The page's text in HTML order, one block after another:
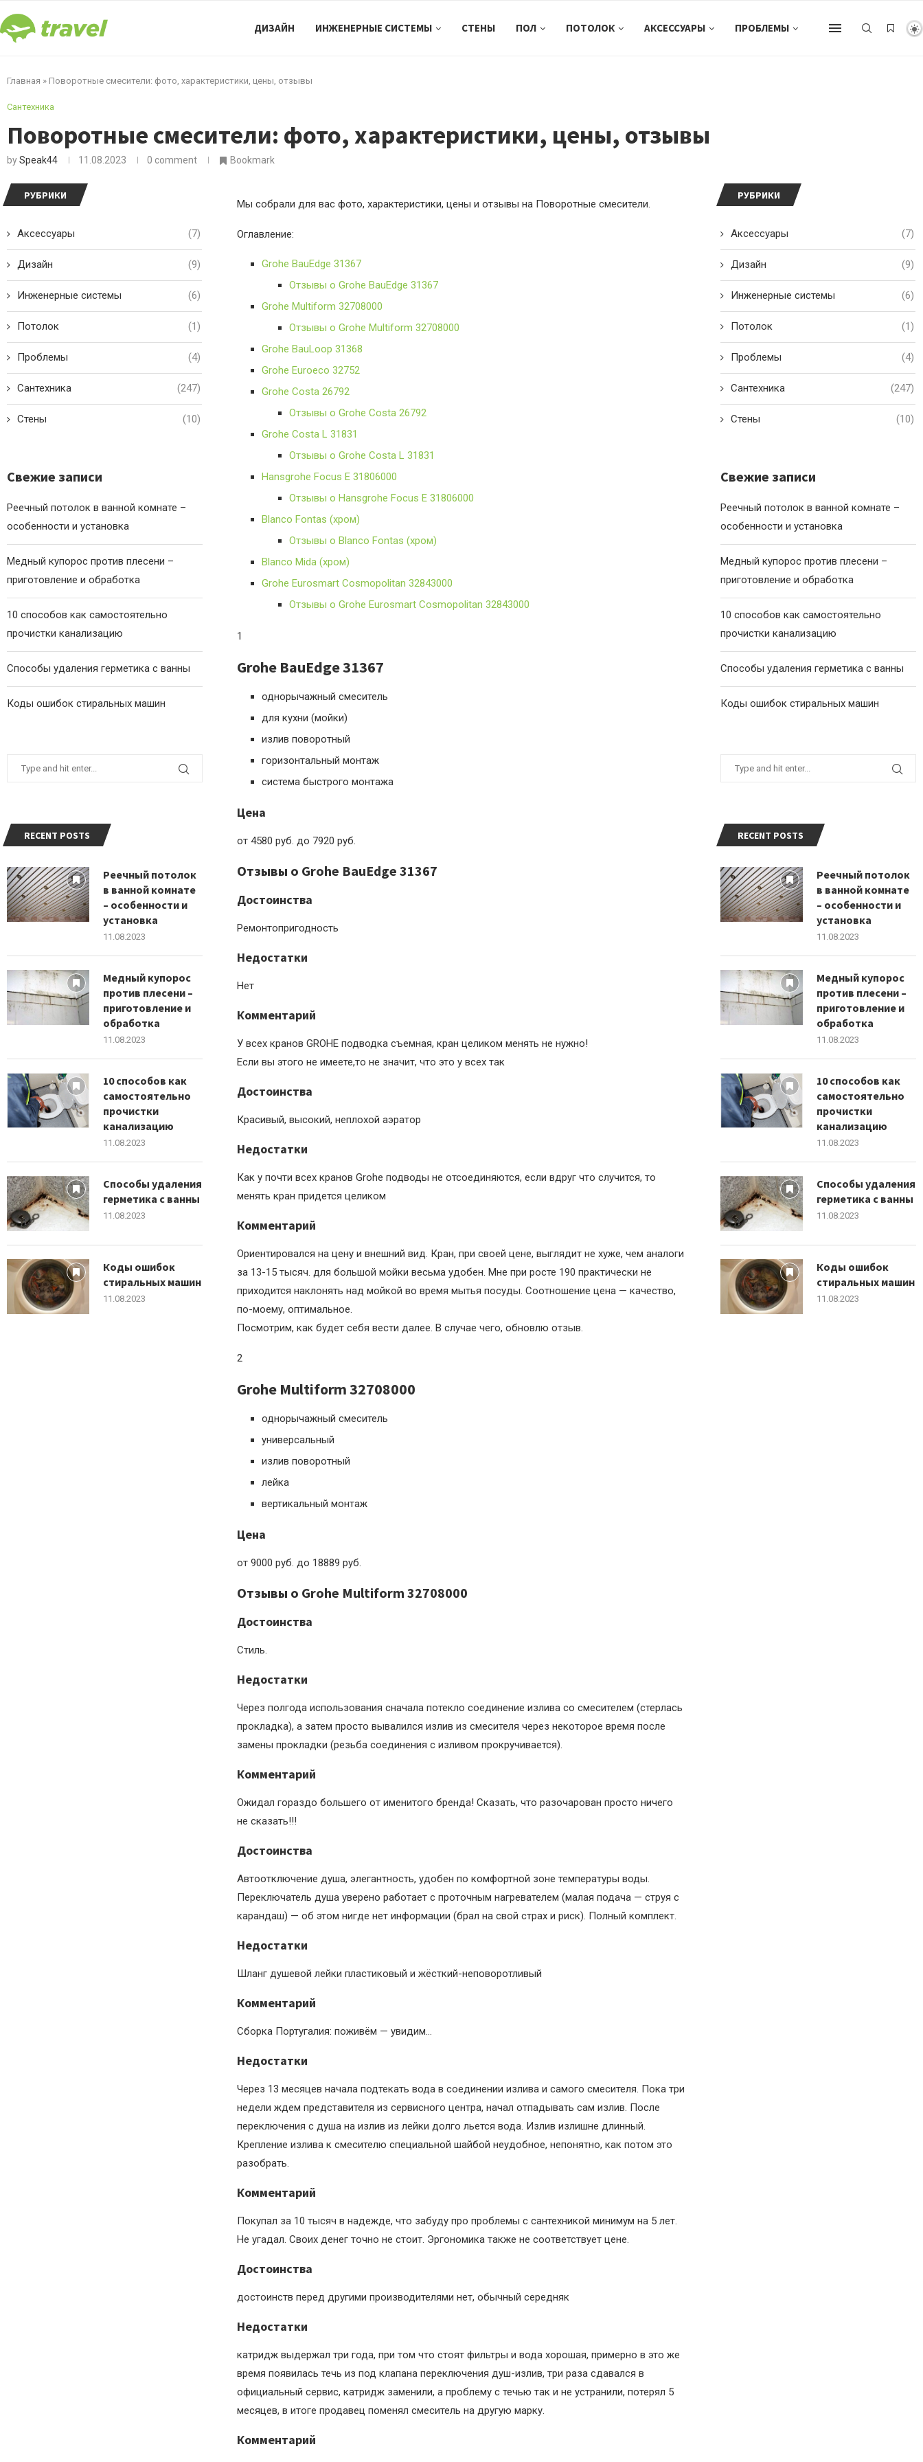
ДИЗАЙН ИНЖЕНЕРНЫЕ СИСТЕМЫ СТЕНЫ ПОЛ ПОТОЛОК АКСЕССУАРЫ ПРОБЛЕМЫ
Главная » Поворотные смесители: фото, характеристики, цены, отзывы
Сантехника
Поворотные смесители: фото, характеристики, цены, отзывы
bySpeak44 11.08.2023 0 comment Bookmark
Мы собрали для вас фото, характеристики, цены и отзывы на Поворотные смесители.
Оглавление:
Grohe BauEdge 31367
Отзывы о Grohe BauEdge 31367
Grohe Multiform 32708000
Отзывы о Grohe Multiform 32708000
Grohe BauLoop 31368
Grohe Euroeco 32752
Grohe Costa 26792
Отзывы о Grohe Costa 26792
Grohe Costa L 31831
Отзывы о Grohe Costa L 31831
Hansgrohe Focus E 31806000
Отзывы о Hansgrohe Focus E 31806000
Blanco Fontas (хром)
Отзывы о Blanco Fontas (хром)
Blanco Mida (хром)
Grohe Eurosmart Cosmopolitan 32843000
Отзывы о Grohe Eurosmart Cosmopolitan 32843000
1
Grohe BauEdge 31367
однорычажный смеситель
для кухни (мойки)
излив поворотный
горизонтальный монтаж
система быстрого монтажа
Цена
от 4580 руб. до 7920 руб.
Отзывы о Grohe BauEdge 31367
Достоинства
Ремонтопригодность
Недостатки
Нет
Комментарий
У всех кранов GROHE подводка съемная, кран целиком менять не нужно!
Если вы этого не имеете,то не значит, что это у всех так
Достоинства
Красивый, высокий, неплохой аэратор
Недостатки
Как у почти всех кранов Grohe подводы не отсоединяются, если вдруг что случится, то
менять кран придется целиком
Комментарий
Ориентировался на цену и внешний вид. Кран, при своей цене, выглядит не хуже, чем аналоги
за 13-15 тысяч. для большой мойки весьма удобен. Мне при росте 190 практически не
приходится наклонять над мойкой во время мытья посуды. Соотношение цена — качество,
по-моему, оптимальное.
Посмотрим, как будет себя вести далее. В случае чего, обновлю отзыв.
2
Grohe Multiform 32708000
однорычажный смеситель
универсальный
излив поворотный
лейка
вертикальный монтаж
Цена
от 9000 руб. до 18889 руб.
Отзывы о Grohe Multiform 32708000
Достоинства
Стиль.
Недостатки
Через полгода использования сначала потекло соединение излива со смесителем (стерлась
прокладка), а затем просто вывалился излив из смесителя через некоторое время после
замены прокладки (резьба соединения с изливом прокручивается).
Комментарий
Ожидал гораздо большего от именитого бренда! Сказать, что разочарован просто ничего
не сказать!!!
Достоинства
Автоотключение душа, элегантность, удобен по комфортной зоне температуры воды.
Переключатель душа уверено работает с проточным нагревателем (малая подача — струя с
карандаш) — об этом нигде нет информации (брал на свой страх и риск). Полный комплект.
Недостатки
Шланг душевой лейки пластиковый и жёсткий-неповоротливый
Комментарий
Сборка Португалия: поживём — увидим…
Недостатки
Через 13 месяцев начала подтекать вода в соединении излива и самого смесителя. Пока три
недели ждем представителя из сервисного центра, начал отпадывать сам излив. После
переключения с душа на излив из лейки долго льется вода. Излив излишне длинный.
Крепление излива к смесителю специальной шайбой неудобное, непонятно, как потом это
разобрать.
Комментарий
Покупал за 10 тысяч в надежде, что забуду про проблемы с сантехникой минимум на 5 лет.
Не угадал. Своих денег точно не стоит. Эргономика также не соответствует цене.
Достоинства
достоинств перед другими производителями нет, обычный середняк
Недостатки
катридж выдержал три года, при том что стоят фильтры и вода хорошая, примерно в это же
время появилась течь из под клапана переключения душ-излив, три раза сдавался в
официальный сервис, катридж заменили, а проблему с течью так и не устранили, потерял 5
месяцев, в итоге продавец поменял смеситель на другую марку.
Комментарий
РУБРИКИ
Аксессуары (7)
Дизайн (9)
Инженерные системы (6)
Потолок (1)
Проблемы (4)
Сантехника (247)
Стены (10)
Свежие записи
Реечный потолок в ванной комнате –
особенности и установка
Медный купорос против плесени –
приготовление и обработка
10 способов как самостоятельно
прочистки канализацию
Способы удаления герметика с ванны
Коды ошибок стиральных машин
RECENT POSTS
Реечный потолок
в ванной комнате
– особенности и
установка
11.08.2023
Медный купорос
против плесени –
приготовление и
обработка
11.08.2023
10 способов как
самостоятельно
прочистки
канализацию
11.08.2023
Способы удаления
герметика с ванны
11.08.2023
Коды ошибок
стиральных машин
11.08.2023
РУБРИКИ
Аксессуары (7)
Дизайн (9)
Инженерные системы (6)
Потолок (1)
Проблемы (4)
Сантехника (247)
Стены (10)
Свежие записи
Реечный потолок в ванной комнате –
особенности и установка
Медный купорос против плесени –
приготовление и обработка
10 способов как самостоятельно
прочистки канализацию
Способы удаления герметика с ванны
Коды ошибок стиральных машин
RECENT POSTS
Реечный потолок
в ванной комнате
– особенности и
установка
11.08.2023
Медный купорос
против плесени –
приготовление и
обработка
11.08.2023
10 способов как
самостоятельно
прочистки
канализацию
11.08.2023
Способы удаления
герметика с ванны
11.08.2023
Коды ошибок
стиральных машин
11.08.2023